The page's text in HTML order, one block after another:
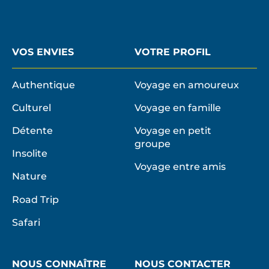
VOS ENVIES
Authentique
Culturel
Détente
Insolite
Nature
Road Trip
Safari
VOTRE PROFIL
Voyage en amoureux
Voyage en famille
Voyage en petit
groupe
Voyage entre amis
NOUS CONNAÎTRE NOUS CONTACTER